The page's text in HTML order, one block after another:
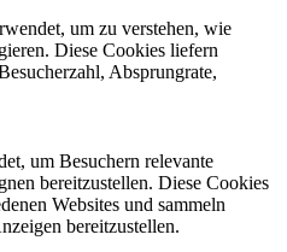
um zu verstehen, wie
Diese Cookies liefern
Absprungrate,
um Besuchern relevante
bereitzustellen. Diese Cookies
Websites und sammeln
bereitzustellen.